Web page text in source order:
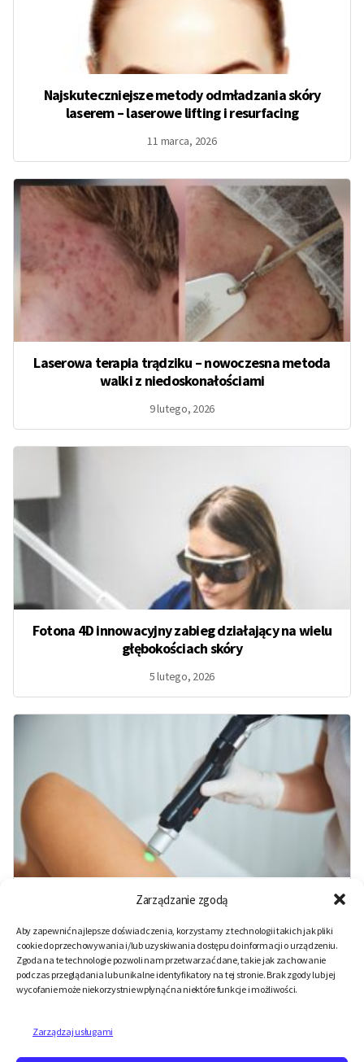
Zarządzanie zgodą
Aby zapewnić najlepsze doświadczenia, korzystamy z technologii takich jak pliki
cookie do przechowywania i/lub uzyskiwania dostępu do informacji o urządzeniu.
Zgoda na te technologie pozwoli nam przetwarzać dane, takie jak zachowanie
podczas przeglądania lub unikalne identyfikatory na tej stronie. Brak zgody lub jej
wycofanie może niekorzystnie wpłynąć na niektóre funkcje i możliwości.
Zarządzaj usługami
Najskuteczniejsze metody odmładzania skóry
laserem – laserowe lifting i resurfacing
11 marca, 2026
Laserowa terapia trądziku – nowoczesna metoda
walki z niedoskonałościami
9 lutego, 2026
Fotona 4D innowacyjny zabieg działający na wielu
głębokościach skóry
5 lutego, 2026
Laserowe zamykanie naczynek – kiedy i jak działa,
26 stycznia, 2026
Stronicowanie
1 2 3 Starsze→